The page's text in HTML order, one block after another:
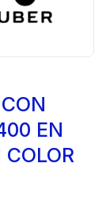
EN
COLOR